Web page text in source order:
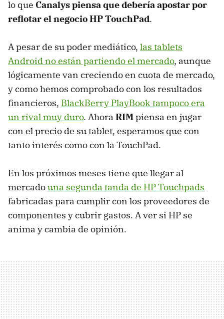
lo que Canalys piensa que debería apostar por
reflotar el negocio HP TouchPad.
A pesar de su poder mediático, las tablets
Android no están partiendo el mercado, aunque
lógicamente van creciendo en cuota de mercado,
y como hemos comprobado con los resultados
financieros, BlackBerry PlayBook tampoco era
un rival muy duro. Ahora RIMpiensa en jugar
con el precio de su tablet, esperamos que con
tanto interés como con la TouchPad.
En los próximos meses tiene que llegar al
mercadouna segunda tanda de HP Touchpads
fabricadas para cumplir con los proveedores de
componentes y cubrir gastos. A ver si HP se
anima y cambia de opinión.